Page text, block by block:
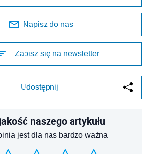
Napisz do nas
Zapisz się na newsletter
Udostępnij
naszego artykułu
jest dla nas bardzo ważna